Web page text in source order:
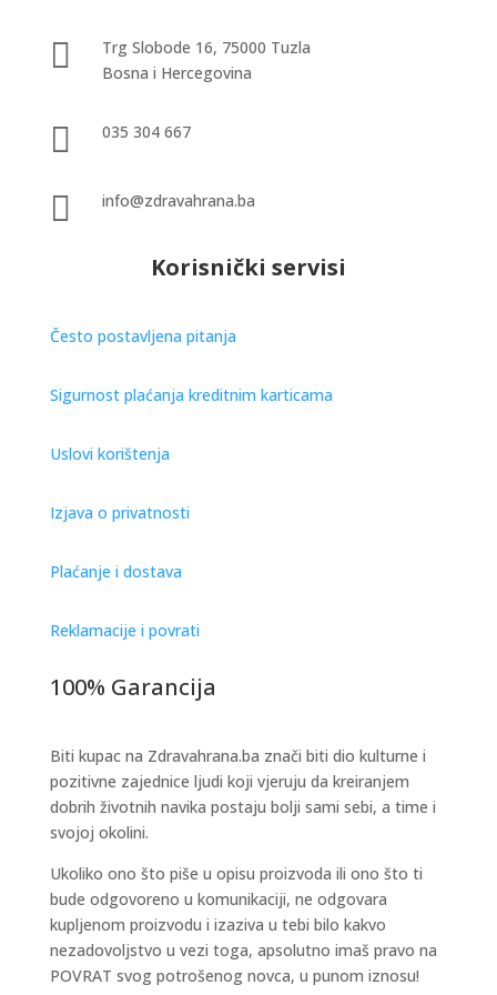

Trg Slobode 16, 75000 Tuzla
Bosna i Hercegovina
 035 304 667
 info@zdravahrana.ba
Korisnički servisi
Često postavljena pitanja
Sigurnost plaćanja kreditnim karticama
Uslovi korištenja
Izjava o privatnosti
Plaćanje i dostava
Reklamacije i povrati
100% Garancija
Biti kupac na Zdravahrana.ba znači biti dio kulturne i
pozitivne zajednice ljudi koji vjeruju da kreiranjem
dobrih životnih navika postaju bolji sami sebi, a time i
svojoj okolini.
Ukoliko ono što piše u opisu proizvoda ili ono što ti
bude odgovoreno u komunikaciji, ne odgovara
kupljenom proizvodu i izaziva u tebi bilo kakvo
nezadovoljstvo u vezi toga, apsolutno imaš pravo na
POVRAT svog potrošenog novca, u punom iznosu!